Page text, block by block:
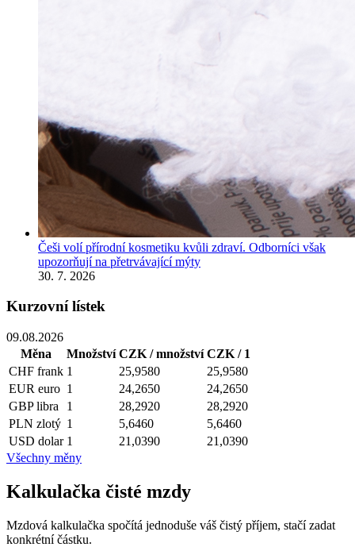
Češi volí přírodní kosmetiku kvůli zdraví. Odborníci však
upozorňují na přetrvávající mýty
30. 7. 2026
Kurzovní lístek
09.08.2026
Měna
Množství CZK / množství CZK / 1
CHF frank 1 25,9580
25,9580
EUR euro 1 24,2650
24,2650
GBP libra 1 28,2920
28,2920
PLN zlotý 1 5,6460
5,6460
USD dolar 1 21,0390
21,0390
Všechny měny
Kalkulačka čisté mzdy
Mzdová kalkulačka spočítá jednoduše váš čistý příjem, stačí zadat
konkrétní částku.